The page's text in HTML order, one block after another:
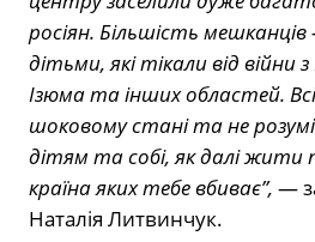
росіян. Більшість
дітьми, які тікали від війни
Ізюма та інших областей.
шоковому стані та не
дітям та собі, як далі жити
країна яких тебе вбиває”, —
Наталія Литвинчук.